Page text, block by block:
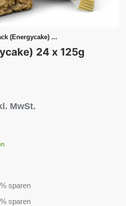
(Energycake) ...
24 x 125g
MwSt.
sparen
sparen